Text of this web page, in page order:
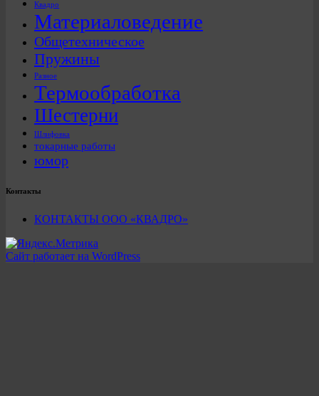
Квадро
Материаловедение
Общетехническое
Пружины
Разное
Термообработка
Шестерни
Шлифовка
токарные работы
юмор
Контакты
КОНТАКТЫ ООО «КВАДРО»
Сайт работает на WordPress